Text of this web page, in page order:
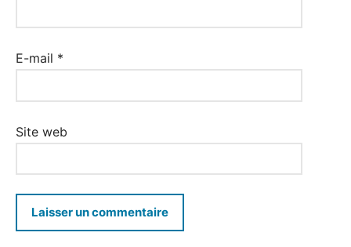
E-mail *
Site web